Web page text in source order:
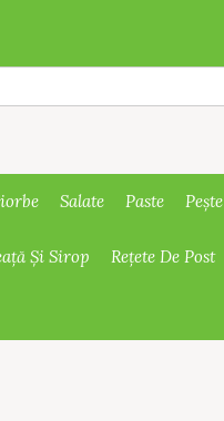
Salate Paste Pește
Și Sirop Rețete De Post